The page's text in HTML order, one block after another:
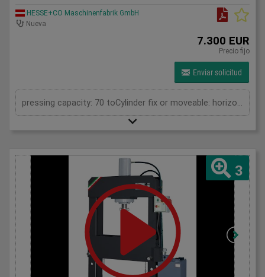
HESSE+CO Maschinenfabrik GmbH
Nueva
7.300 EUR
Precio fijo
Enviar solicitud
3